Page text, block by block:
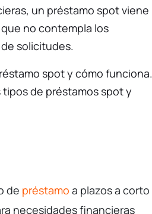
un préstamo spot viene
que no contempla los
solicitudes.
spot y cómo funciona.
de préstamos spot y
de préstamo a plazos a corto
necesidades financieras